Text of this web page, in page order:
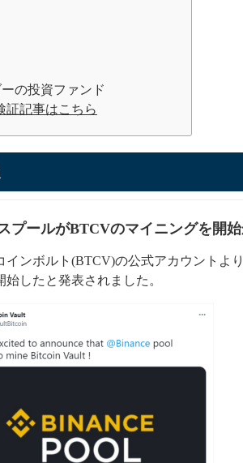
の投資ファンド
証記事はこちら
プールがBTCVのマイニングを開
インボルト(BTCV)の公式アカウントよ
始したと発表されました。